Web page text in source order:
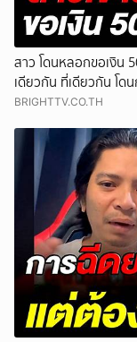
สาว โดนหลอกขอเงิน
เดียวกัน ที่เดียวกัน โดน
BRIGHTTV.CO.TH